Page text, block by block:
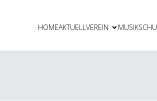
HOMEAKTUELLVEREIN